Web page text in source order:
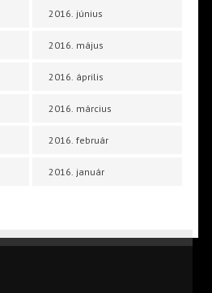
2016. június
2016. május
2016. április
2016. március
2016. február
2016. január